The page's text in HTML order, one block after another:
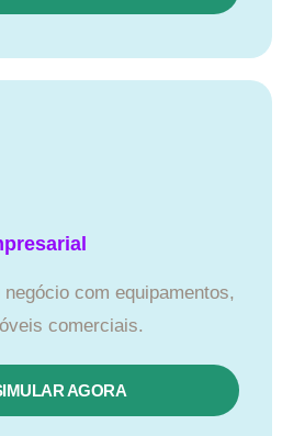
com equipamentos,
comerciais.
AGORA